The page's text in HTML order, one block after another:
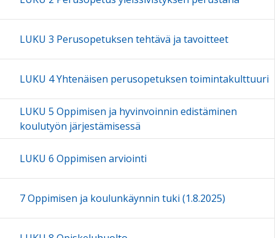
LUKU 3 Perusopetuksen tehtävä ja tavoitteet
LUKU 4 Yhtenäisen perusopetuksen toimintakulttuuri
LUKU 5 Oppimisen ja hyvinvoinnin edistäminen
koulutyön järjestämisessä
LUKU 6 Oppimisen arviointi
7 Oppimisen ja koulunkäynnin tuki (1.8.2025)